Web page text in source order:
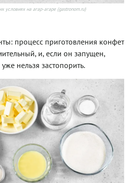
условиях на агар-агаре (gastronom.ru)
процесс приготовления конфет
и, если он запущен,
нельзя застопорить.